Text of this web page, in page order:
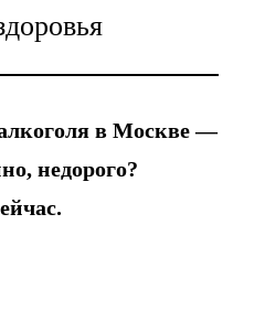
в Москве —
недорого?